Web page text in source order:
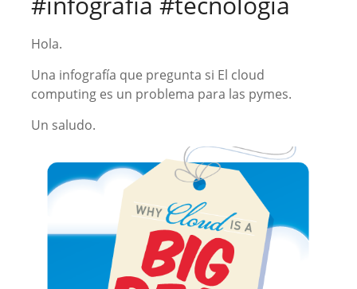
Hola.
Una infografía que pregunta si El cloud
computing es un problema para las pymes.
Un saludo.